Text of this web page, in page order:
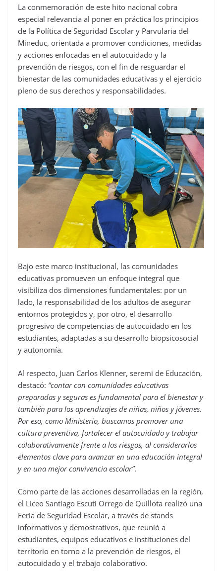
La conmemoración de este hito nacional cobra
especial relevancia al poner en práctica los principios
de la Política de Seguridad Escolar y Parvularia del
Mineduc, orientada a promover condiciones, medidas
y acciones enfocadas en el autocuidado y la
prevención de riesgos, con el fin de resguardar el
bienestar de las comunidades educativas y el ejercicio
pleno de sus derechos y responsabilidades.
Bajo este marco institucional, las comunidades
educativas promueven un enfoque integral que
visibiliza dos dimensiones fundamentales: por un
lado, la responsabilidad de los adultos de asegurar
entornos protegidos y, por otro, el desarrollo
progresivo de competencias de autocuidado en los
estudiantes, adaptadas a su desarrollo biopsicosocial
y autonomía.
Al respecto, Juan Carlos Klenner, seremi de Educación,
destacó: “contar con comunidades educativas
preparadas y seguras es fundamental para el bienestar y
también para los aprendizajes de niñas, niños y jóvenes.
Por eso, como Ministerio, buscamos promover una
cultura preventiva, fortalecer el autocuidado y trabajar
colaborativamente frente a los riesgos, al considerarlos
elementos clave para avanzar en una educación integral
y en una mejor convivencia escolar”.
Como parte de las acciones desarrolladas en la región,
el Liceo Santiago Escuti Orrego de Quillota realizó una
Feria de Seguridad Escolar, a través de stands
informativos y demostrativos, que reunió a
estudiantes, equipos educativos e instituciones del
territorio en torno a la prevención de riesgos, el
autocuidado y el trabajo colaborativo.